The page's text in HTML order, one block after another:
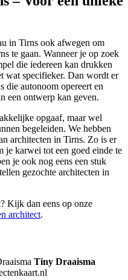
in Tirns ook afwegen om
te gaan. Wanneer je op zoek
die iedereen kan drukken
wat specifieker. Dan wordt er
die autonoom opereert en
een ontwerp kan geven.
opgaaf, maar wel
begeleiden. We hebben
architecten in Tirns. Zo is er
je karwei tot een goed einde te
je ook nog eens een stuk
gezochte architecten in
Kijk dan eens op onze
architect.
Tiny Draaisma